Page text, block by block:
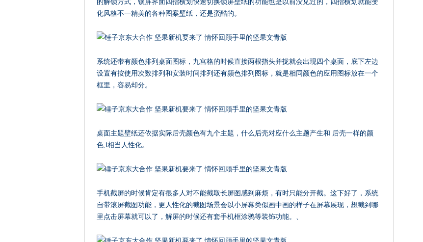
化风格不一精美的各种图案壁纸，还是蛮酷的。
系统还带有颜色排列桌面图标，九宫格的时候直接两根指头并拢就会出现四个桌面，底下左边
设置有按使用次数排列和安装时间排列还有颜色排列图标，就是相同颜色的应用图标放在一个
框里，容易却分。
桌面主题壁纸还依据实际后壳颜色有九个主题，什么后壳对应什么主题产生和 后壳一样的颜
色,I相当人性化。
手机截屏的时候肯定有很多人对不能截取长屏图感到麻烦，有时只能分开截。这下好了，系统
自带滚屏截图功能，更人性化的截图场景会以小屏幕类似画中画的样子在屏幕展现，想截到哪
里点击屏幕就可以了，解屏的时候还有套手机框涂鸦等装饰功能。、